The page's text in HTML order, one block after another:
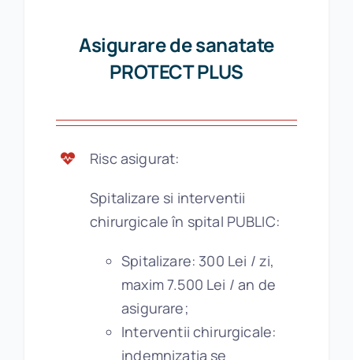
Asigurare de sanatate
PROTECT PLUS
Risc asigurat:
Spitalizare si interventii
chirurgicale în spital PUBLIC:
Spitalizare: 300 Lei / zi,
maxim 7.500 Lei / an de
asigurare;
Interventii chirurgicale:
indemnizatia se